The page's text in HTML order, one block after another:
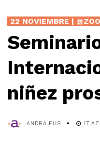
22 NOVIEMBRE |
niñez
ANDRA.EUS 17